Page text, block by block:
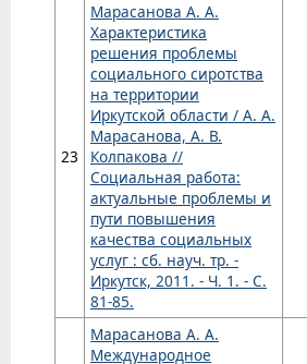
23
Марасанова А. А.
Характеристика
решения проблемы
социального сиротства
на территории
Иркутской области / А. А.
Марасанова, А. В.
Колпакова //
Социальная работа:
актуальные проблемы и
пути повышения
качества социальных
услуг : сб. науч. тр. -
Иркутск, 2011. - Ч. 1. - С.
81-85.
Марасанова А. А.
Международное